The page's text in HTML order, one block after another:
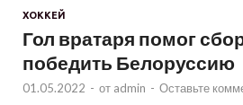
ХОККЕЙ
Гол вратаря помог
победить Белоруссию
01.05.2022 - от admin - Оставьте